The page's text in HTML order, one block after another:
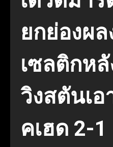
ยกย่องผ
เซลติกห
วิงสตันเ
คเฮด 2-1